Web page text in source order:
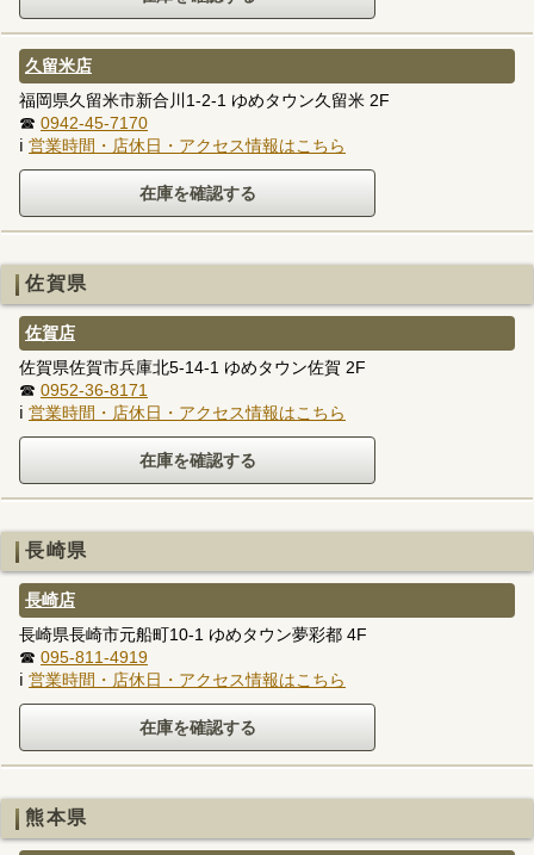
久留米店
福岡県久留米市新合川1-2-1 ゆめタウン久留米 2F
☎ 0942-45-7170
ℹ 営業時間・店休日・アクセス情報はこちら
佐賀県
佐賀店
佐賀県佐賀市兵庫北5-14-1 ゆめタウン佐賀 2F
☎ 0952-36-8171
ℹ 営業時間・店休日・アクセス情報はこちら
長崎県
長崎店
長崎県長崎市元船町10-1 ゆめタウン夢彩都 4F
☎ 095-811-4919
ℹ 営業時間・店休日・アクセス情報はこちら
熊本県